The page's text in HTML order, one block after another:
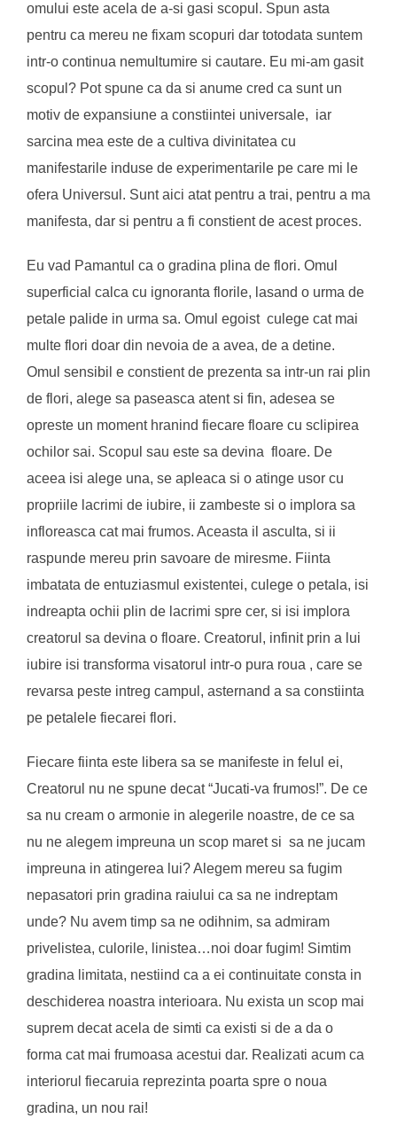
omului este acela de a-si gasi scopul. Spun asta
pentru ca mereu ne fixam scopuri dar totodata suntem
intr-o continua nemultumire si cautare. Eu mi-am gasit
scopul? Pot spune ca da si anume cred ca sunt un
motiv de expansiune a constiintei universale, iar
sarcina mea este de a cultiva divinitatea cu
manifestarile induse de experimentarile pe care mi le
ofera Universul. Sunt aici atat pentru a trai, pentru a ma
manifesta, dar si pentru a fi constient de acest proces.
Eu vad Pamantul ca o gradina plina de flori. Omul
superficial calca cu ignoranta florile, lasand o urma de
petale palide in urma sa. Omul egoist culege cat mai
multe flori doar din nevoia de a avea, de a detine.
Omul sensibil e constient de prezenta sa intr-un rai plin
de flori, alege sa paseasca atent si fin, adesea se
opreste un moment hranind fiecare floare cu sclipirea
ochilor sai. Scopul sau este sa devina floare. De
aceea isi alege una, se apleaca si o atinge usor cu
propriile lacrimi de iubire, ii zambeste si o implora sa
infloreasca cat mai frumos. Aceasta il asculta, si ii
raspunde mereu prin savoare de miresme. Fiinta
imbatata de entuziasmul existentei, culege o petala, isi
indreapta ochii plin de lacrimi spre cer, si isi implora
creatorul sa devina o floare. Creatorul, infinit prin a lui
iubire isi transforma visatorul intr-o pura roua , care se
revarsa peste intreg campul, asternand a sa constiinta
pe petalele fiecarei flori.
Fiecare fiinta este libera sa se manifeste in felul ei,
Creatorul nu ne spune decat “Jucati-va frumos!”. De ce
sa nu cream o armonie in alegerile noastre, de ce sa
nu ne alegem impreuna un scop maret si sa ne jucam
impreuna in atingerea lui? Alegem mereu sa fugim
nepasatori prin gradina raiului ca sa ne indreptam
unde? Nu avem timp sa ne odihnim, sa admiram
privelistea, culorile, linistea…noi doar fugim! Simtim
gradina limitata, nestiind ca a ei continuitate consta in
deschiderea noastra interioara. Nu exista un scop mai
suprem decat acela de simti ca existi si de a da o
forma cat mai frumoasa acestui dar. Realizati acum ca
interiorul fiecaruia reprezinta poarta spre o noua
gradina, un nou rai!